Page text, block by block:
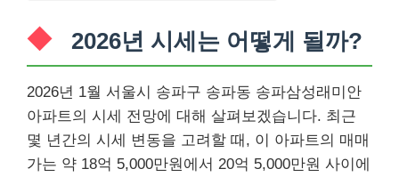
2026년 시세는 어떻게 될까?
2026년 1월 서울시 송파구 송파동 송파삼성래미안
아파트의 시세 전망에 대해 살펴보겠습니다. 최근
몇 년간의 시세 변동을 고려할 때, 이 아파트의 매매
가는 약 18억 5,000만원에서 20억 5,000만원 사이에